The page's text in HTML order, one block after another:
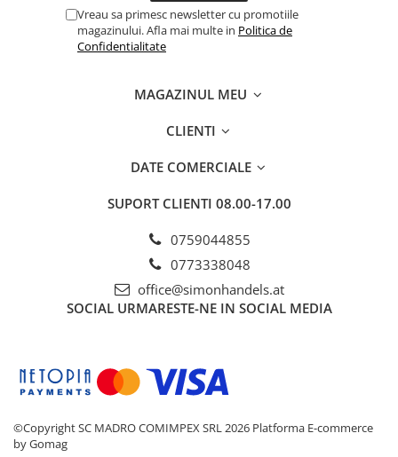
Vreau sa primesc newsletter cu promotiile
magazinului. Afla mai multe in Politica de
Confidentialitate
MAGAZINUL MEU
CLIENTI
DATE COMERCIALE
SUPORT CLIENTI 08.00-17.00
0759044855
0773338048
office@simonhandels.at
SOCIAL URMARESTE-NE IN SOCIAL MEDIA
©Copyright SC MADRO COMIMPEX SRL 2026 Platforma E-commerce
by Gomag